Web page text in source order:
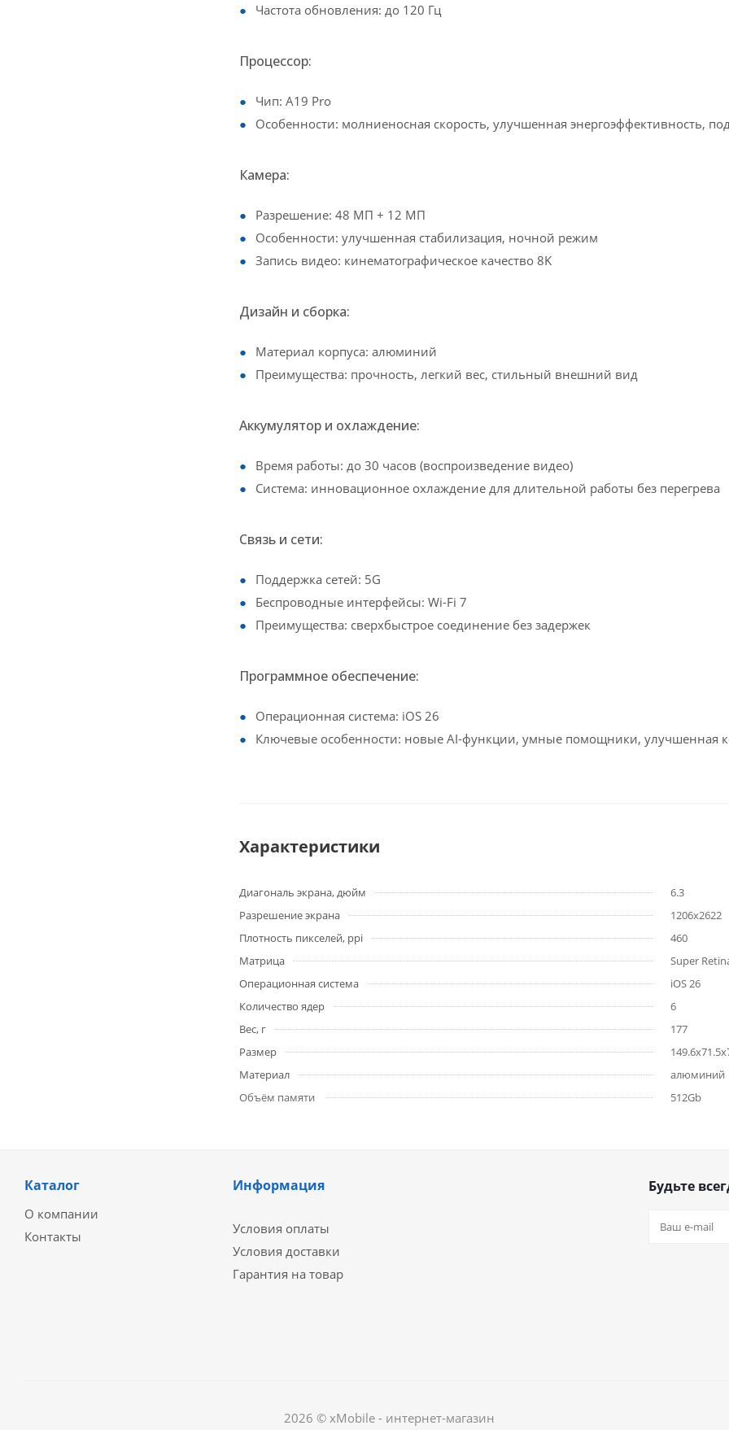
Частота обновления: до 120 Гц
Процессор:
Чип: A19 Pro
Особенности: молниеносная скорость, улучшенная энергоэффективность,
Камера:
Разрешение: 48 МП + 12 МП
Особенности: улучшенная стабилизация, ночной режим
Запись видео: кинематографическое качество 8K
Дизайн и сборка:
Материал корпуса: алюминий
Преимущества: прочность, легкий вес, стильный внешний вид
Аккумулятор и охлаждение:
Время работы: до 30 часов (воспроизведение видео)
Система: инновационное охлаждение для длительной работы без перегрева
Связь и сети:
Поддержка сетей: 5G
Беспроводные интерфейсы: Wi-Fi 7
Преимущества: сверхбыстрое соединение без задержек
Программное обеспечение:
Операционная система: iOS 26
Ключевые особенности: новые AI-функции, умные помощники, улучшенная
Характеристики
Диагональ экрана, дюйм
6.3
Разрешение экрана
1206x2622
Плотность пикселей, ppi
460
Матрица
Super
Операционная система
iOS 26
Количество ядер
6
Вес, г
177
Размер
Материал
алюминий
Объём памяти
512Gb
Каталог
О компании
Контакты
Информация
Условия оплаты
Условия доставки
Гарантия на товар
Будьте
2026 © xMobile - интернет-магазин